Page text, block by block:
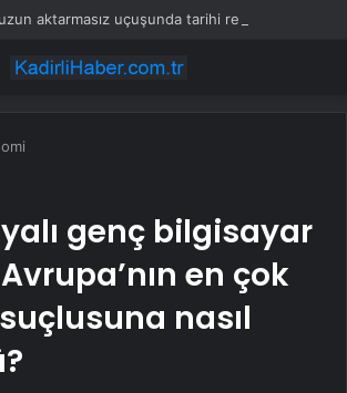
genç bilgisayar
en çok
nasıl